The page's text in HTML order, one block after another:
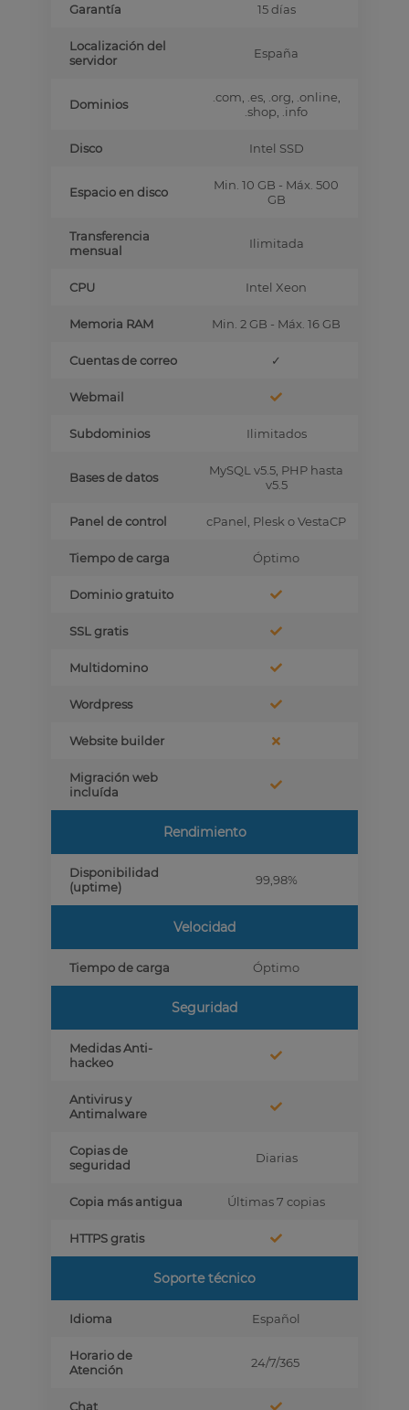
Garantía 15 días
Localización del
servidor
España
Dominios
.com, .es, .org, .online,
.shop, .info
Disco Intel SSD
Espacio en disco
Min. 10 GB - Máx. 500
GB
Transferencia
mensual
Ilimitada
CPU Intel Xeon
Memoria RAM Min. 2 GB - Máx. 16 GB
Cuentas de correo ✓
Webmail
Subdominios Ilimitados
Bases de datos
MySQL v5.5, PHP hasta
v5.5
Panel de control cPanel, Plesk o VestaCP
Tiempo de carga Óptimo
Dominio gratuito
SSL gratis
Multidomino
Wordpress
Website builder
Migración web
incluída
Rendimiento
Disponibilidad
(uptime)
99,98%
Velocidad
Tiempo de carga Óptimo
Seguridad
Medidas Anti-
hackeo
Antivirus y
Antimalware
Copias de
seguridad
Diarias
Copia más antigua Últimas 7 copias
HTTPS gratis
Soporte técnico
Idioma Español
Horario de
Atención
24/7/365
Chat